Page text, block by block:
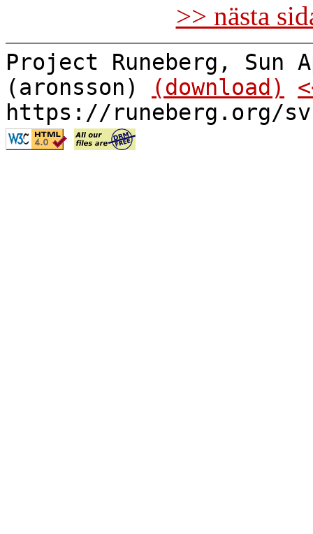
>> nästa
Project Runeberg, Sun
(aronsson)
(download)
https://runeberg.org/